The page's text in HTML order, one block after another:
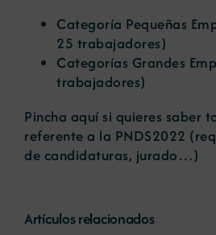
Categoría Pequeñas
25 trabajadores)
Categorías Grandes
trabajadores)
Pincha aquí si quieres saber
referente a la PNDS2022
de candidaturas, jurado…)
Artículos relacionados